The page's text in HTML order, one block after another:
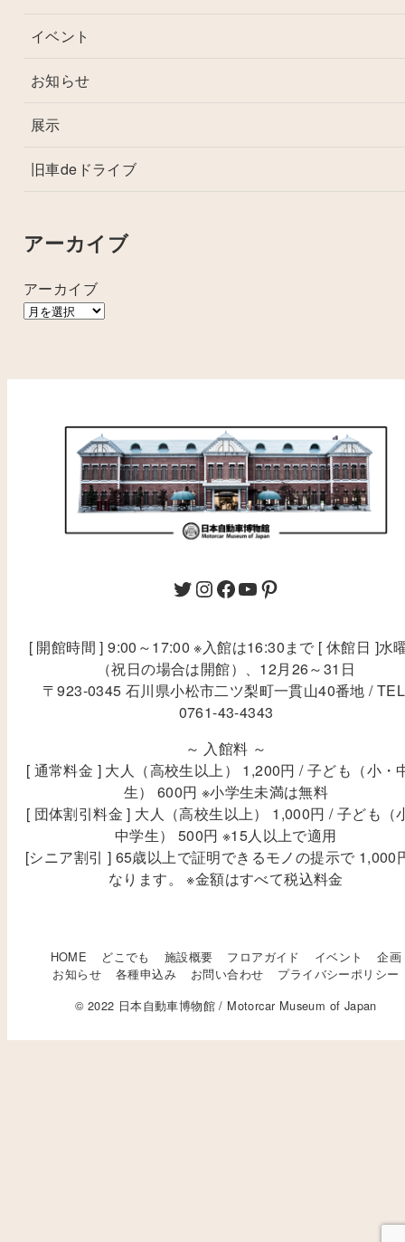
イベント
お知らせ
展示
旧車deドライブ
アーカイブ
アーカイブ
[ 開館時間 ] 9:00～17:00 ※入館は16:30まで [ 休館日 ]水
（祝日の場合は開館）、12月26～31日
〒923-0345 石川県小松市二ツ梨町一貫山40番地 /
0761-43-4343
～ 入館料 ～
[ 通常料金 ] 大人（高校生以上） 1,200円 / 子ども（小・
生） 600円 ※小学生未満は無料
[ 団体割引料金 ] 大人（高校生以上） 1,000円 / 子ども（
中学生） 500円 ※15人以上で適用
[シニア割引 ] 65歳以上で証明できるモノの提示で 1,000
なります。 ※金額はすべて税込料金
HOME どこでも 施設概要 フロアガイド イベント
企画
お知らせ
各種申込み お問い合わせ
プライバシーポリシー
© 2022 日本自動車博物館 / Motorcar Museum of Japan